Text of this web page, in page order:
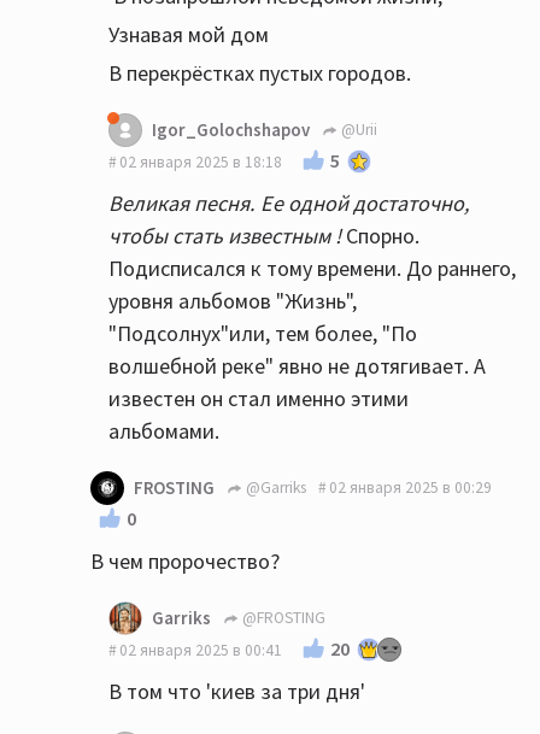
одинаковые...почти одинаковые!
Узнавая мой дом
В перекрёстках пустых городов.
Igor_Golochshapov
@Urii
02 января 2025 в 18:18
5
Великая песня. Ее одной достаточно,
чтобы стать известным !Спорно.
Подисписался к тому времени. До раннего,
уровня альбомов "Жизнь",
"Подсолнух"или, тем более, "По
волшебной реке" явно не дотягивает. А
известен он стал именно этими
альбомами.
FROSTING @Garriks 02 января 2025 в 00:29
0
В чем пророчество?
Garriks
@FROSTING
02 января 2025 в 00:41
20
В том что 'киев за три дня'